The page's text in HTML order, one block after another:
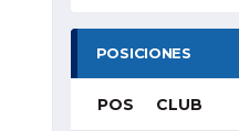
POSICIONES
POS CLUB